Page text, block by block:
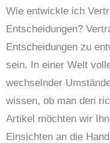
Wie entwickle ich
Entscheidungen?
Entscheidungen zu
sein. In einer Welt
wechselnder
wissen, ob man den
Artikel möchten wir
Einsichten an die